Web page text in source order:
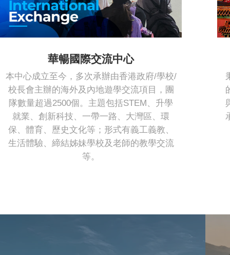
華暢國際交流中心
本中心成立至今，多次承辦由香港政府/學校/
校長會主辦的海外及內地遊學交流項目，團
隊數量超過2500個。主題包括STEM、升學
就業、創新科技、一帶一路、大灣區、環
保、體育、歷史文化等；形式有義工義教、
生活體驗、締結姊妹學校及老師的教學交流
等。